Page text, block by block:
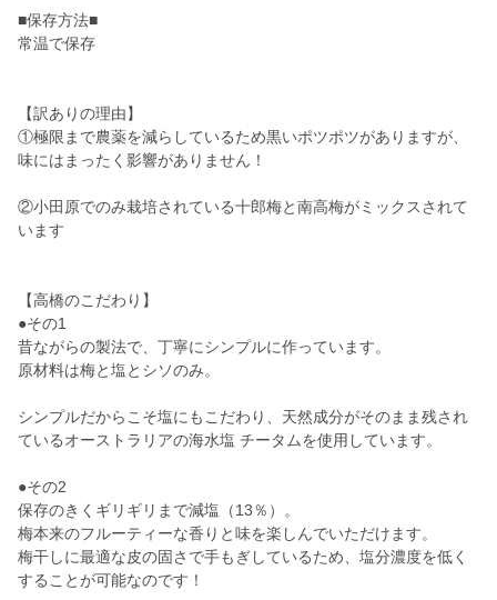
■保存方法■
常温で保存
【訳ありの理由】
①極限まで農薬を減らしているため黒いポツポツがありますが、
味にはまったく影響がありません！
②小田原でのみ栽培されている十郎梅と南高梅がミックスされて
います
【高橋のこだわり】
●その1
昔ながらの製法で、丁寧にシンプルに作っています。
原材料は梅と塩とシソのみ。
シンプルだからこそ塩にもこだわり、天然成分がそのまま残され
ているオーストラリアの海水塩 チータムを使用しています。
●その2
保存のきくギリギリまで減塩（13％）。
梅本来のフルーティーな香りと味を楽しんでいただけます。
梅干しに最適な皮の固さで手もぎしているため、塩分濃度を低く
することが可能なのです！